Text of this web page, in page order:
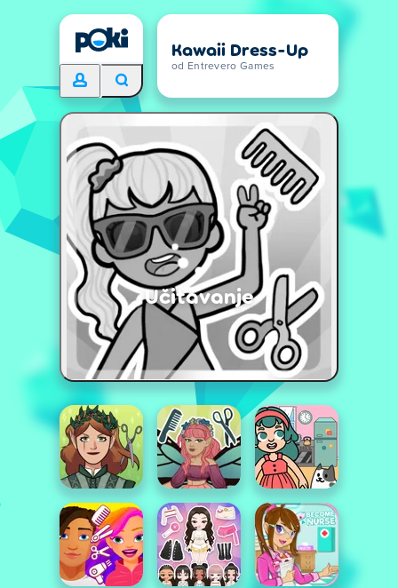
Kawaii Dress-Up
od Entrevero Games
Učitavanje